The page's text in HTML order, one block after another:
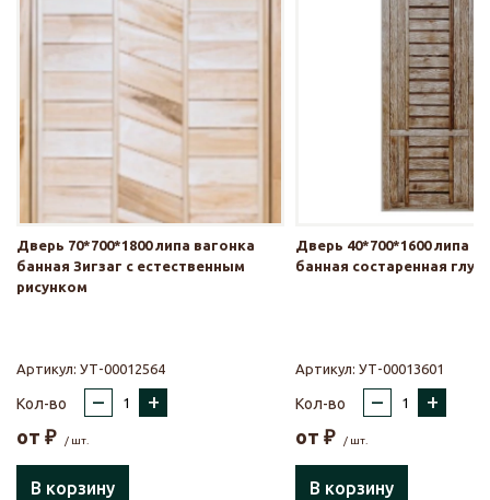
Дверь 70*700*1800 липа вагонка
банная Зигзаг с естественным
рисунком
Артикул: УТ-00012564
Кол-во – +
от ₽ / шт.
В корзину
Дверь 40*700*1600 липа
банная состаренная
Артикул: УТ-00013601
Кол-во – +
от ₽ / шт.
В корзину